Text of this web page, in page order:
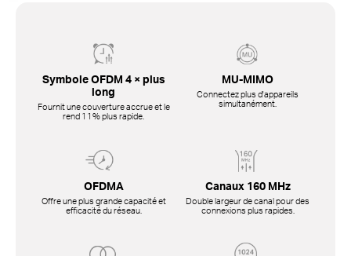
Symbole OFDM 4 × plus
long
Fournit une couverture accrue et le
rend 11% plus rapide.
MU-MIMO
Connectez plus d'appareils
simultanément.
OFDMA
Offre une plus grande capacité et
efficacité du réseau.
Canaux 160 MHz
Double largeur de canal pour des
connexions plus rapides.